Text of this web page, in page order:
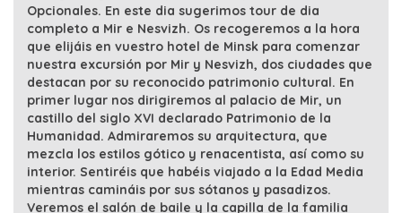
Opcionales. En este dia sugerimos tour de dia
completo a Mir e Nesvizh. Os recogeremos a la hora
que elijáis en vuestro hotel de Minsk para comenzar
nuestra excursión por Mir y Nesvizh, dos ciudades que
destacan por su reconocido patrimonio cultural. En
primer lugar nos dirigiremos al palacio de Mir, un
castillo del siglo XVI declarado Patrimonio de la
Humanidad. Admiraremos su arquitectura, que
mezcla los estilos gótico y renacentista, así como su
interior. Sentiréis que habéis viajado a la Edad Media
mientras camináis por sus sótanos y pasadizos.
Veremos el salón de baile y la capilla de la familia